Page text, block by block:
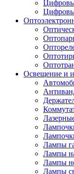
Освещение и
Лампы
Лампы
Лампы
Лампы